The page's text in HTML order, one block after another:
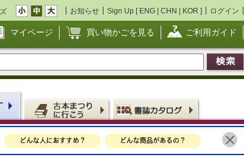
お知らせ Sign Up [ ENG | CHN | KOR ] ログイン
マイページ 買い物かごを見る ご利用ガイド